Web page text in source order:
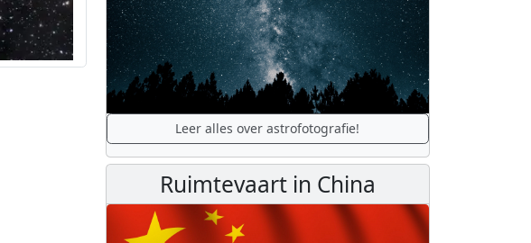
Leer alles over astrofotografie!
Ruimtevaart in China